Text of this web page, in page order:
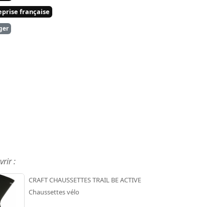
française
:
CRAFT CHAUSSETTES TRAIL BE ACTIVE
Chaussettes vélo